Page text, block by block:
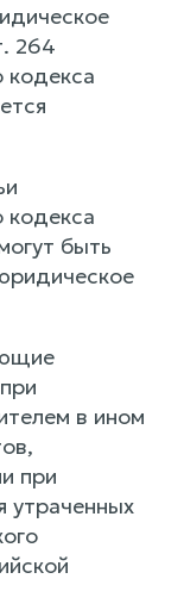
264
кодекса
кодекса
быть
в ином
при
утраченных